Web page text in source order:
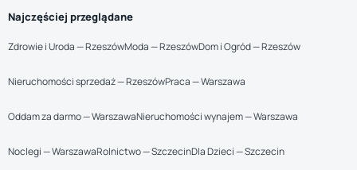
Najczęściej przeglądane
Zdrowie i Uroda — RzeszówModa — RzeszówDom i Ogród — Rzeszów
Nieruchomości sprzedaż — RzeszówPraca — Warszawa
Oddam za darmo — WarszawaNieruchomości wynajem — Warszawa
Noclegi — WarszawaRolnictwo — SzczecinDla Dzieci — Szczecin